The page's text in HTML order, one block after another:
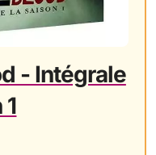
- Intégrale